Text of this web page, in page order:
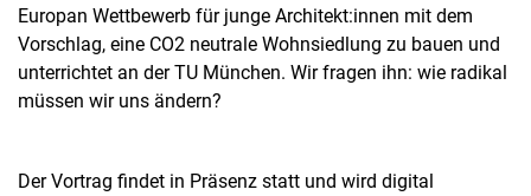
Webredaktion
Webseite R:ein
Europan Wettbewerb für junge Architekt:innen mit dem
Vorschlag, eine CO2 neutrale Wohnsiedlung zu bauen und
unterrichtet an der TU München. Wir fragen ihn: wie radikal
müssen wir uns ändern?
Der Vortrag findet in Präsenz statt und wird digital